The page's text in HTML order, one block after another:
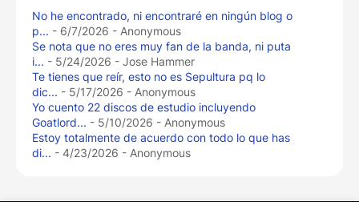
No he encontrado, ni encontraré en ningún blog o
p... - 6/7/2026 - Anonymous
Se nota que no eres muy fan de la banda, ni puta
i... - 5/24/2026 - Jose Hammer
Te tienes que reír, esto no es Sepultura pq lo
dic... - 5/17/2026 - Anonymous
Yo cuento 22 discos de estudio incluyendo
Goatlord... - 5/10/2026 - Anonymous
Estoy totalmente de acuerdo con todo lo que has
di... - 4/23/2026 - Anonymous